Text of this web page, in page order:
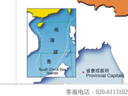
客服电话：020-